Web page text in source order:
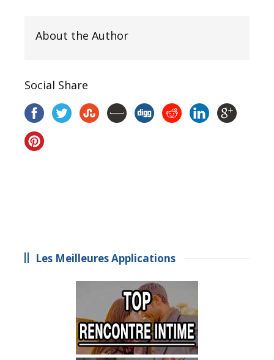
About the Author
Social Share
Les Meilleures Applications